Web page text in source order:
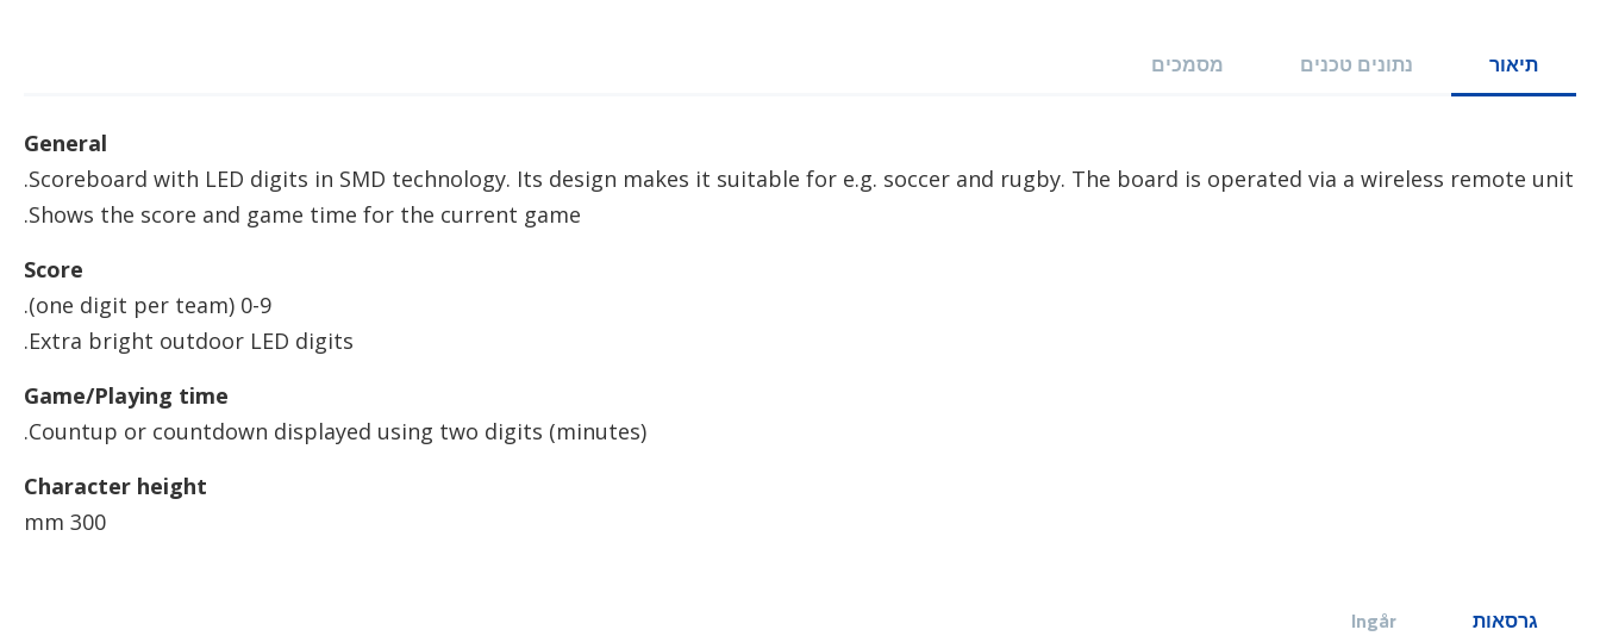
תיאור נתונים טכנים מסמכים
General
Scoreboard with LED digits in SMD technology. Its design makes it suitable for e.g. soccer and rugby. The board is operated via a wireless remote unit.
Shows the score and game time for the current game.
Score
0-9 (one digit per team).
Extra bright outdoor LED digits.
Game/Playing time
Countup or countdown displayed using two digits (minutes).
Character height
300 mm
גרסאות Ingår